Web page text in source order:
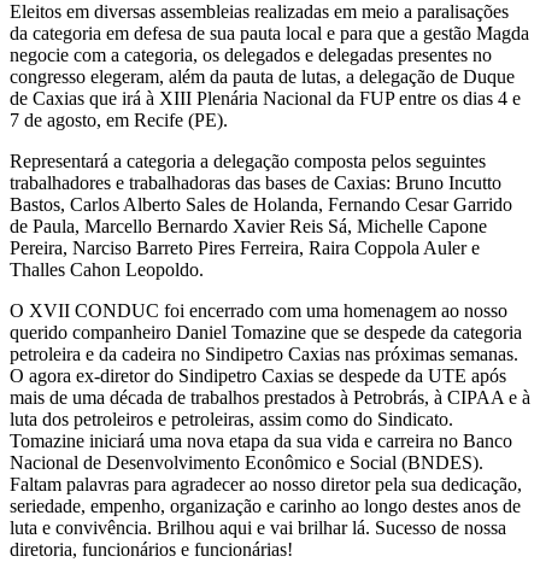
Eleitos em diversas assembleias realizadas em meio a paralisações
da categoria em defesa de sua pauta local e para que a gestão Magda
negocie com a categoria, os delegados e delegadas presentes no
congresso elegeram, além da pauta de lutas, a delegação de Duque
de Caxias que irá à XIII Plenária Nacional da FUP entre os dias 4 e
7 de agosto, em Recife (PE).
Representará a categoria a delegação composta pelos seguintes
trabalhadores e trabalhadoras das bases de Caxias: Bruno Incutto
Bastos, Carlos Alberto Sales de Holanda, Fernando Cesar Garrido
de Paula, Marcello Bernardo Xavier Reis Sá, Michelle Capone
Pereira, Narciso Barreto Pires Ferreira, Raira Coppola Auler e
Thalles Cahon Leopoldo.
O XVII CONDUC foi encerrado com uma homenagem ao nosso
querido companheiro Daniel Tomazine que se despede da categoria
petroleira e da cadeira no Sindipetro Caxias nas próximas semanas.
O agora ex-diretor do Sindipetro Caxias se despede da UTE após
mais de uma década de trabalhos prestados à Petrobrás, à CIPAA e à
luta dos petroleiros e petroleiras, assim como do Sindicato.
Tomazine iniciará uma nova etapa da sua vida e carreira no Banco
Nacional de Desenvolvimento Econômico e Social (BNDES).
Faltam palavras para agradecer ao nosso diretor pela sua dedicação,
seriedade, empenho, organização e carinho ao longo destes anos de
luta e convivência. Brilhou aqui e vai brilhar lá. Sucesso de nossa
diretoria, funcionários e funcionárias!